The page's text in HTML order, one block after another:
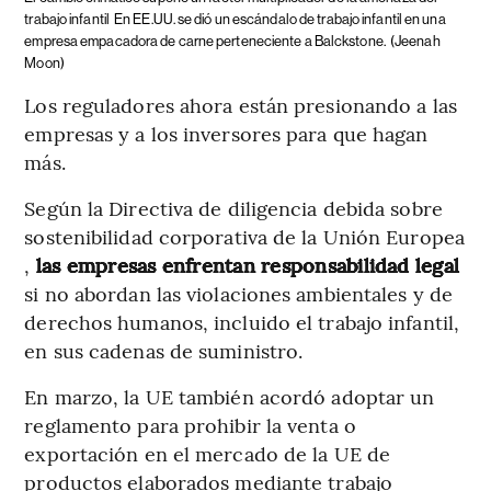
trabajo infantil En EE.UU. se dió un escándalo de trabajo infantil en una
empresa empacadora de carne perteneciente a Balckstone. (Jeenah
Moon)
Los reguladores ahora están presionando a las
empresas y a los inversores para que hagan
más.
Según la Directiva de diligencia debida sobre
sostenibilidad corporativa de la Unión Europea
, las empresas enfrentan responsabilidad legal
si no abordan las violaciones ambientales y de
derechos humanos, incluido el trabajo infantil,
en sus cadenas de suministro.
En marzo, la UE también acordó adoptar un
reglamento para prohibir la venta o
exportación en el mercado de la UE de
productos elaborados mediante trabajo